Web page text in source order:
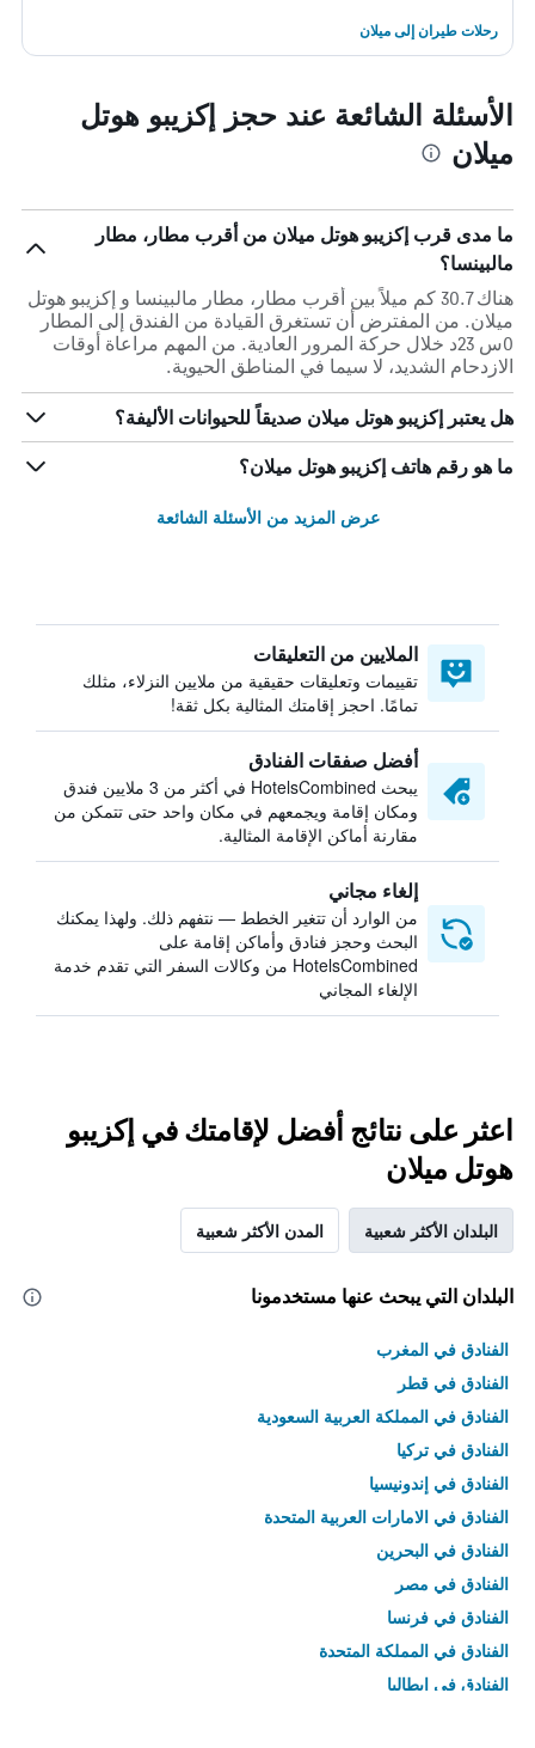
رحلات طيران إلى ميلان
الأسئلة الشائعة عند حجز إكزيبو هوتل
ميلان
ما مدى قرب إكزيبو هوتل ميلان من أقرب مطار، مطار
مالبينسا؟
هناك 30.7 كم ميلاً بين أقرب مطار، مطار مالبينسا و إكزيبو هوتل
ميلان. من المفترض أن تستغرق القيادة من الفندق إلى المطار
0س 23د خلال حركة المرور العادية. من المهم مراعاة أوقات
الازدحام الشديد، لا سيما في المناطق الحيوية.
هل يعتبر إكزيبو هوتل ميلان صديقاً للحيوانات الأليفة؟
ما هو رقم هاتف إكزيبو هوتل ميلان؟
عرض المزيد من الأسئلة الشائعة
الملايين من التعليقات
تقييمات وتعليقات حقيقية من ملايين النزلاء، مثلك
تمامًا. احجز إقامتك المثالية بكل ثقة!
أفضل صفقات الفنادق
يبحث HotelsCombined في أكثر من 3 ملايين فندق
ومكان إقامة ويجمعهم في مكان واحد حتى تتمكن من
مقارنة أماكن الإقامة المثالية.
إلغاء مجاني
من الوارد أن تتغير الخطط — نتفهم ذلك. ولهذا يمكنك
البحث وحجز فنادق وأماكن إقامة على
HotelsCombined من وكالات السفر التي تقدم خدمة
الإلغاء المجاني
اعثر على نتائج أفضل لإقامتك في إكزيبو
هوتل ميلان
البلدان الأكثر شعبية المدن الأكثر شعبية
البلدان التي يبحث عنها مستخدمونا
الفنادق في المغرب
الفنادق في قطر
الفنادق في المملكة العربية السعودية
الفنادق في تركيا
الفنادق في إندونيسيا
الفنادق في الامارات العربية المتحدة
الفنادق في البحرين
الفنادق في مصر
الفنادق في فرنسا
الفنادق في المملكة المتحدة
الفنادق في إيطاليا